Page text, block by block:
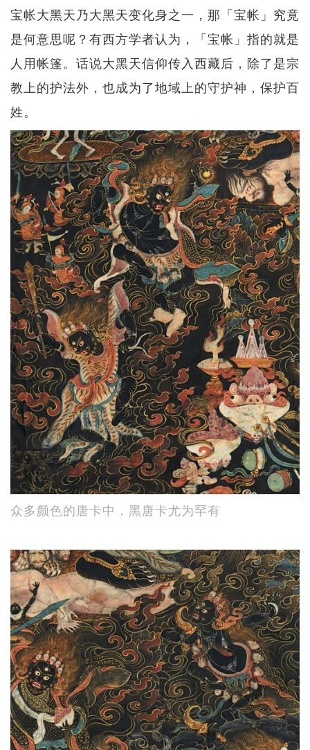
宝帐大黑天乃大黑天变化身之一，那「宝帐」究竟
是何意思呢？有西方学者认为，「宝帐」指的就是
人用帐篷。话说大黑天信仰传入西藏后，除了是宗
教上的护法外，也成为了地域上的守护神，保护百
姓。
众多颜色的唐卡中，黑唐卡尤为罕有